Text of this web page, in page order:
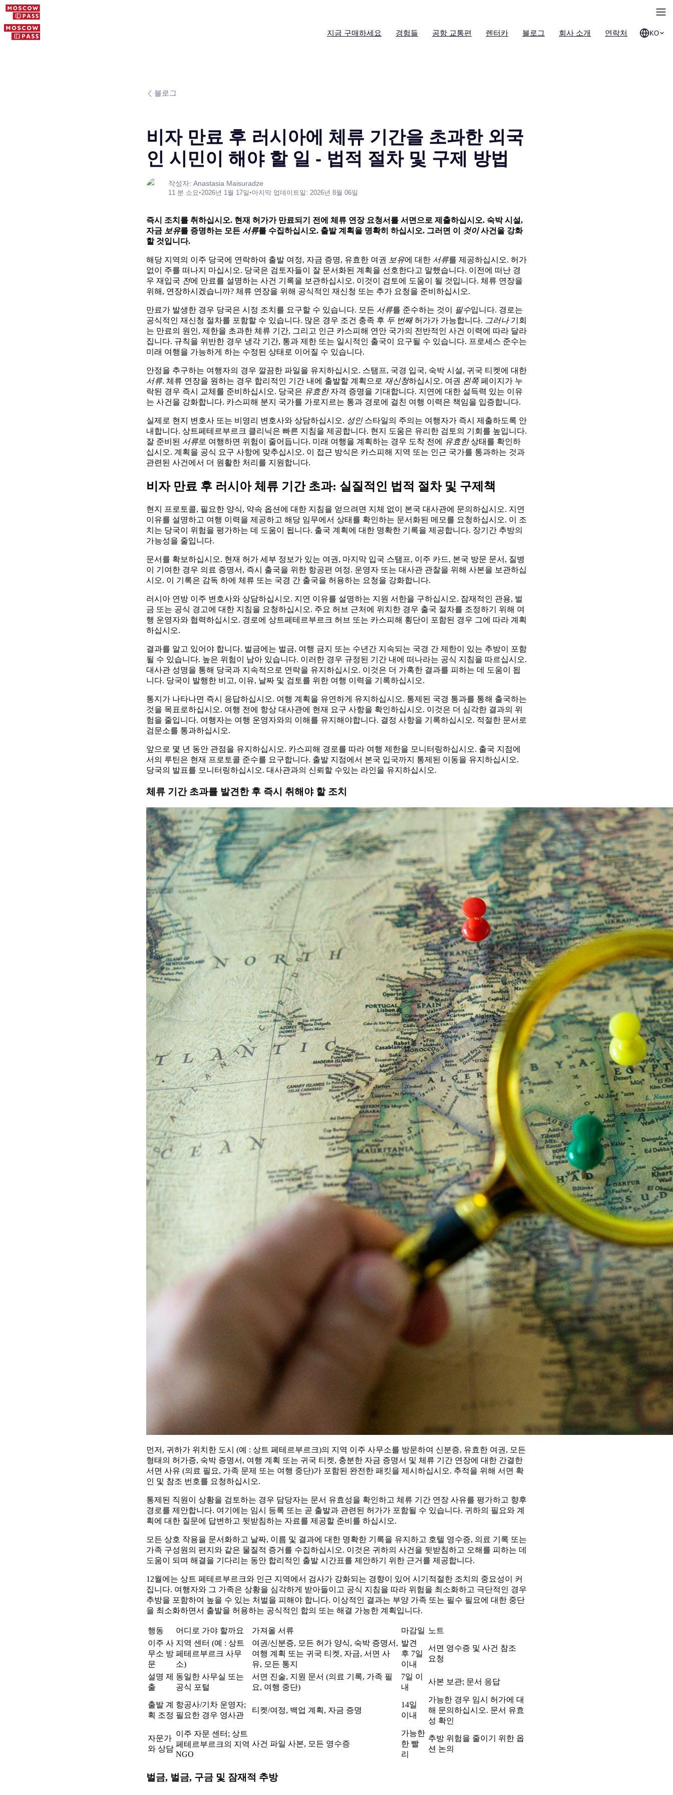
지금 구매하세요 경험들 공항 교통편 렌터카 블로그 회사 소개 연락처 KO
블로그
비자 만료 후 러시아에 체류 기간을 초과한 외국
인 시민이 해야 할 일 - 법적 절차 및 구제 방법
작성자: Anastasia Maisuradze
11 분 소요•2026년 1월 17일•마지막 업데이트일: 2026년 8월 06일
즉시 조치를 취하십시오. 현재 허가가 만료되기 전에 체류 연장 요청서를 서면으로 제출하십시오. 숙박 시설,
자금 보유를 증명하는 모든 서류를 수집하십시오. 출발 계획을 명확히 하십시오. 그러면 이 것이사건을 강화
할 것입니다.
해당 지역의 이주 당국에 연락하여 출발 여정, 자금 증명, 유효한 여권 보유에 대한 서류를 제공하십시오. 허가
없이 주를 떠나지 마십시오. 당국은 검토자들이 잘 문서화된 계획을 선호한다고 말했습니다. 이전에 떠난 경
우 재입국 전에 만료를 설명하는 사건 기록을 보관하십시오. 이것이 검토에 도움이 될 것입니다. 체류 연장을
위해, 연장하시겠습니까? 체류 연장을 위해 공식적인 재신청 또는 추가 요청을 준비하십시오.
만료가 발생한 경우 당국은 시정 조치를 요구할 수 있습니다. 모든 서류를 준수하는 것이 필수입니다. 경로는
공식적인 재신청 절차를 포함할 수 있습니다. 많은 경우 조건 충족 후 두 번째허가가 가능합니다. 그러나기회
는 만료의 원인, 제한을 초과한 체류 기간, 그리고 인근 카스피해 연안 국가의 전반적인 사건 이력에 따라 달라
집니다. 규칙을 위반한 경우 냉각 기간, 통과 제한 또는 일시적인 출국이 요구될 수 있습니다. 프로세스 준수는
미래 여행을 가능하게 하는 수정된 상태로 이어질 수 있습니다.
안정을 추구하는 여행자의 경우 깔끔한 파일을 유지하십시오. 스탬프, 국경 입국, 숙박 시설, 귀국 티켓에 대한
서류. 체류 연장을 원하는 경우 합리적인 기간 내에 출발할 계획으로 재신청하십시오. 여권 왼쪽페이지가 누
락된 경우 즉시 교체를 준비하십시오. 당국은 유효한자격 증명을 기대합니다. 지연에 대한 설득력 있는 이유
는 사건을 강화합니다. 카스피해 분지 국가를 가로지르는 통과 경로에 걸친 여행 이력은 책임을 입증합니다.
실제로 현지 변호사 또는 비영리 변호사와 상담하십시오. 성인스타일의 주의는 여행자가 즉시 제출하도록 안
내합니다. 상트페테르부르크 클리닉은 빠른 지침을 제공합니다. 현지 도움은 유리한 검토의 기회를 높입니다.
잘 준비된 서류로 여행하면 위험이 줄어듭니다. 미래 여행을 계획하는 경우 도착 전에 유효한상태를 확인하
십시오. 계획을 공식 요구 사항에 맞추십시오. 이 접근 방식은 카스피해 지역 또는 인근 국가를 통과하는 것과
관련된 사건에서 더 원활한 처리를 지원합니다.
비자 만료 후 러시아 체류 기간 초과: 실질적인 법적 절차 및 구제책
현지 프로토콜, 필요한 양식, 약속 옵션에 대한 지침을 얻으려면 지체 없이 본국 대사관에 문의하십시오. 지연
이유를 설명하고 여행 이력을 제공하고 해당 임무에서 상태를 확인하는 문서화된 메모를 요청하십시오. 이 조
치는 당국이 위험을 평가하는 데 도움이 됩니다. 출국 계획에 대한 명확한 기록을 제공합니다. 장기간 추방의
가능성을 줄입니다.
문서를 확보하십시오. 현재 허가 세부 정보가 있는 여권, 마지막 입국 스탬프, 이주 카드, 본국 방문 문서, 질병
이 기여한 경우 의료 증명서, 즉시 출국을 위한 항공편 여정. 운영자 또는 대사관 관찰을 위해 사본을 보관하십
시오. 이 기록은 감독 하에 체류 또는 국경 간 출국을 허용하는 요청을 강화합니다.
러시아 연방 이주 변호사와 상담하십시오. 지연 이유를 설명하는 지원 서한을 구하십시오. 잠재적인 관용, 벌
금 또는 공식 경고에 대한 지침을 요청하십시오. 주요 허브 근처에 위치한 경우 출국 절차를 조정하기 위해 여
행 운영자와 협력하십시오. 경로에 상트페테르부르크 허브 또는 카스피해 횡단이 포함된 경우 그에 따라 계획
하십시오.
결과를 알고 있어야 합니다. 벌금에는 벌금, 여행 금지 또는 수년간 지속되는 국경 간 제한이 있는 추방이 포함
될 수 있습니다. 높은 위험이 남아 있습니다. 이러한 경우 규정된 기간 내에 떠나라는 공식 지침을 따르십시오.
대사관 성명을 통해 당국과 지속적으로 연락을 유지하십시오. 이것은 더 가혹한 결과를 피하는 데 도움이 됩
니다. 당국이 발행한 비고, 이유, 날짜 및 검토를 위한 여행 이력을 기록하십시오.
통지가 나타나면 즉시 응답하십시오. 여행 계획을 유연하게 유지하십시오. 통제된 국경 통과를 통해 출국하는
것을 목표로하십시오. 여행 전에 항상 대사관에 현재 요구 사항을 확인하십시오. 이것은 더 심각한 결과의 위
험을 줄입니다. 여행자는 여행 운영자와의 이해를 유지해야합니다. 결정 사항을 기록하십시오. 적절한 문서로
검문소를 통과하십시오.
앞으로 몇 년 동안 관점을 유지하십시오. 카스피해 경로를 따라 여행 제한을 모니터링하십시오. 출국 지점에
서의 루틴은 현재 프로토콜 준수를 요구합니다. 출발 지점에서 본국 입국까지 통제된 이동을 유지하십시오.
당국의 발표를 모니터링하십시오. 대사관과의 신뢰할 수있는 라인을 유지하십시오.
체류 기간 초과를 발견한 후 즉시 취해야 할 조치
먼저, 귀하가 위치한 도시 (예 : 상트 페테르부르크)의 지역 이주 사무소를 방문하여 신분증, 유효한 여권, 모든
형태의 허가증, 숙박 증명서, 여행 계획 또는 귀국 티켓, 충분한 자금 증명서 및 체류 기간 연장에 대한 간결한
서면 사유 (의료 필요, 가족 문제 또는 여행 중단)가 포함된 완전한 패킷을 제시하십시오. 추적을 위해 서면 확
인 및 참조 번호를 요청하십시오.
통제된 직원이 상황을 검토하는 경우 담당자는 문서 유효성을 확인하고 체류 기간 연장 사유를 평가하고 향후
경로를 제안합니다. 여기에는 임시 등록 또는 곧 출발과 관련된 허가가 포함될 수 있습니다. 귀하의 필요와 계
획에 대한 질문에 답변하고 뒷받침하는 자료를 제공할 준비를 하십시오.
모든 상호 작용을 문서화하고 날짜, 이름 및 결과에 대한 명확한 기록을 유지하고 호텔 영수증, 의료 기록 또는
가족 구성원의 편지와 같은 물질적 증거를 수집하십시오. 이것은 귀하의 사건을 뒷받침하고 오해를 피하는 데
도움이 되며 해결을 기다리는 동안 합리적인 출발 시간표를 제안하기 위한 근거를 제공합니다.
12월에는 상트 페테르부르크와 인근 지역에서 검사가 강화되는 경향이 있어 시기적절한 조치의 중요성이 커
집니다. 여행자와 그 가족은 상황을 심각하게 받아들이고 공식 지침을 따라 위험을 최소화하고 극단적인 경우
추방을 포함하여 높을 수 있는 처벌을 피해야 합니다. 이상적인 결과는 부양 가족 또는 필수 필요에 대한 중단
을 최소화하면서 출발을 허용하는 공식적인 합의 또는 해결 가능한 계획입니다.
행동 어디로 가야 할까요 가져올 서류 마감일 노트
이주 사
무소 방
문
지역 센터 (예 : 상트
페테르부르크 사무
소)
여권/신분증, 모든 허가 양식, 숙박 증명서,
여행 계획 또는 귀국 티켓, 자금, 서면 사
유, 모든 통지
발견
후 7일
이내
서면 영수증 및 사건 참조
요청
설명 제
출
동일한 사무실 또는
공식 포털
서면 진술, 지원 문서 (의료 기록, 가족 필
요, 여행 중단)
7일 이
내
사본 보관; 문서 응답
출발 계
획 조정
항공사/기차 운영자;
필요한 경우 영사관
티켓/여정, 백업 계획, 자금 증명
14일
이내
가능한 경우 임시 허가에 대
해 문의하십시오. 문서 유효
성 확인
자문가
와 상담
이주 자문 센터; 상트
페테르부르크의 지역
NGO
사건 파일 사본, 모든 영수증
가능한
한 빨
리
추방 위험을 줄이기 위한 옵
션 논의
벌금, 벌금, 구금 및 잠재적 추방